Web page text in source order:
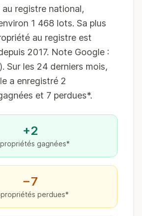
registre national,
1 468 lots. Sa plus
au registre est
2017. Note Google :
Sur les 24 derniers mois,
a enregistré 2
et 7 perdues*.
+2
gagnées*
−7
perdues*